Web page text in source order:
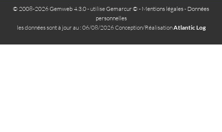
© 2008-2026 Gemweb 4.3.0- utiliseGemarcur © - Mentions légales- Données
personnelles
les données sont à jour au : 06/08/2026 Conception/RéalisationAtlantic Log